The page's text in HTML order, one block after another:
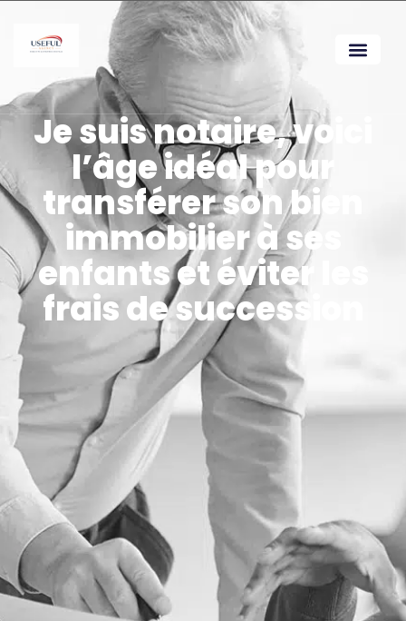
Je suis notaire, voici
l’âge idéal pour
transférer son bien
immobilier à ses
enfants et éviter les
frais de succession